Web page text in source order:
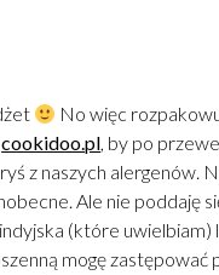
No więc
cookidoo.pl, by po
z naszych alergenów.
Ale nie poddaję
(które uwielbiam)
mogę zastępować